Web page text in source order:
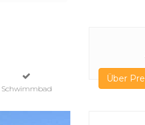
Schwimmbad
Über